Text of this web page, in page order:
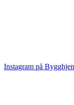
Instagram på